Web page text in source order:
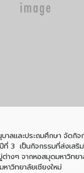
บาลและประถมศึกษา จั
3 เป็นกิจกรรมที่ส่งเสริ
จากหอสมุดมหาวิทยา
าวิทยาลัยเชียงใหม่